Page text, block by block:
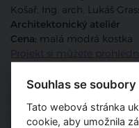
Košař, Ing. arch. Lukáš
Architektonický ateliér
Cena: malá modrá kostka
Projekt si můžete
Souhlas se
Tato webová stránka
cookie, aby umožnila